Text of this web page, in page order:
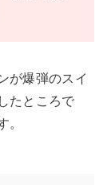
が爆弾のスイ
たところで
。